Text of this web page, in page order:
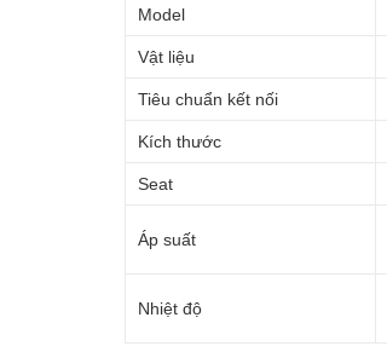
Model
Vật liệu
Tiêu chuẩn kết nối
Kích thước
Seat
Áp suất
Nhiệt độ